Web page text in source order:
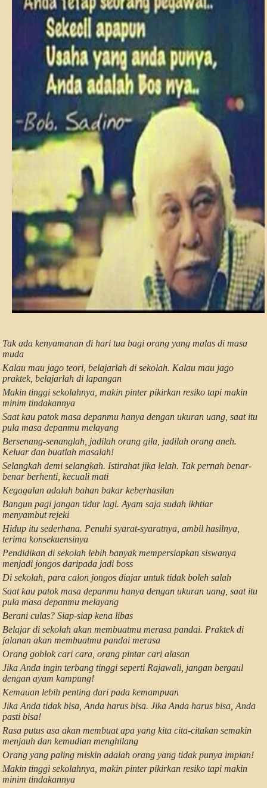
Tak ada kenyamanan di hari tua bagi orang yang malas di masa
muda
Kalau mau jago teori, belajarlah di sekolah. Kalau mau jago
praktek, belajarlah di lapangan
Makin tinggi sekolahnya, makin pinter pikirkan resiko tapi makin
minim tindakannya
Saat kau patok masa depanmu hanya dengan ukuran uang, saat itu
pula masa depanmu melayang
Bersenang-senanglah, jadilah orang gila, jadilah orang aneh.
Keluar dan buatlah masalah!
Selangkah demi selangkah. Istirahat jika lelah. Tak pernah benar-
benar berhenti, kecuali mati
Kegagalan adalah bahan bakar keberhasilan
Bangun pagi jangan tidur lagi. Ayam saja sudah ikhtiar
menyambut rejeki
Hidup itu sederhana. Penuhi syarat-syaratnya, ambil hasilnya,
terima konsekuensinya
Pendidikan di sekolah lebih banyak mempersiapkan siswanya
menjadi jongos daripada jadi boss
Di sekolah, para calon jongos diajar untuk tidak boleh salah
Saat kau patok masa depanmu hanya dengan ukuran uang, saat itu
pula masa depanmu melayang
Berani culas? Siap-siap kena libas
Belajar di sekolah akan membuatmu merasa pandai. Praktek di
jalanan akan membuatmu pandai merasa
Orang goblok cari cara, orang pintar cari alasan
Jika Anda ingin terbang tinggi seperti Rajawali, jangan bergaul
dengan ayam kampung!
Kemauan lebih penting dari pada kemampuan
Jika Anda tidak bisa, Anda harus bisa. Jika Anda harus bisa, Anda
pasti bisa!
Rasa putus asa akan membuat apa yang kita cita-citakan semakin
menjauh dan kemudian menghilang
Orang yang paling miskin adalah orang yang tidak punya impian!
Makin tinggi sekolahnya, makin pinter pikirkan resiko tapi makin
minim tindakannya